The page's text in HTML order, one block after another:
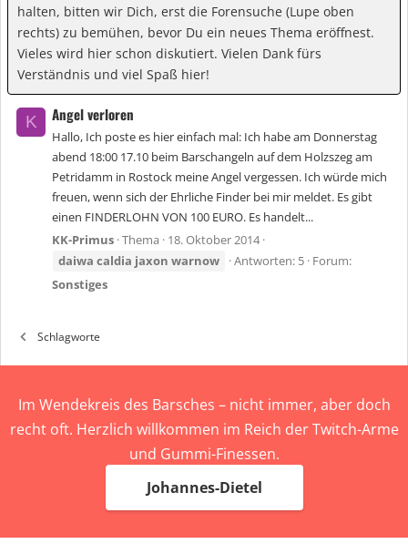
halten, bitten wir Dich, erst die Forensuche (Lupe oben
rechts) zu bemühen, bevor Du ein neues Thema eröffnest.
Vieles wird hier schon diskutiert. Vielen Dank fürs
Verständnis und viel Spaß hier!
K Angel verloren
Hallo, Ich poste es hier einfach mal: Ich habe am Donnerstag
abend 18:00 17.10 beim Barschangeln auf dem Holzszeg am
Petridamm in Rostock meine Angel vergessen. Ich würde mich
freuen, wenn sich der Ehrliche Finder bei mir meldet. Es gibt
einen FINDERLOHN VON 100 EURO. Es handelt...
KK-Primus Thema
18. Oktober 2014
daiwa caldia jaxon warnow Antworten: 5 Forum:
Sonstiges
Schlagworte
Im Wendekreis des Barsches – nicht immer, aber doch
recht oft. Herzlich willkommen im Reich der Twitch-Arme
und Gummi-Finessen.
Johannes-Dietel